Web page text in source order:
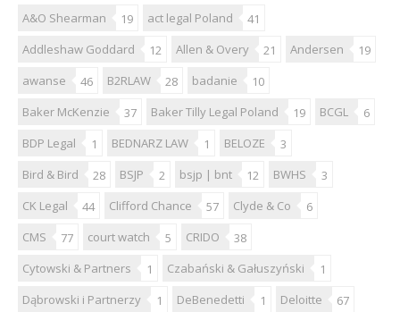
A&O Shearman 19 act legal Poland
41
Addleshaw Goddard
12 Allen & Overy 21 Andersen
19
awanse
46 B2RLAW 28 badanie
10
Baker McKenzie
37 Baker Tilly Legal Poland 19 BCGL
6
BDP Legal
1 BEDNARZ LAW 1 BELOZE
3
Bird & Bird
28 BSJP 2 bsjp | bnt 12 BWHS
3
CK Legal
44 Clifford Chance 57 Clyde & Co
6
CMS
77 court watch 5 CRIDO
38
Cytowski & Partners
1 Czabański & Gałuszyński
1
Dąbrowski i Partnerzy
1 DeBenedetti 1 Deloitte
67